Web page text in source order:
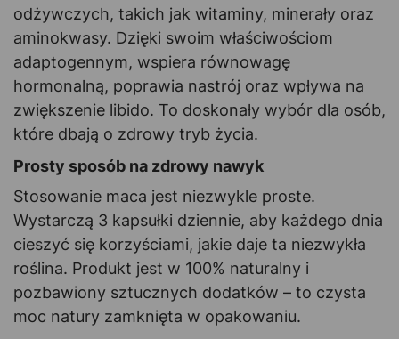
odżywczych, takich jak witaminy, minerały oraz
aminokwasy. Dzięki swoim właściwościom
adaptogennym, wspiera równowagę
hormonalną, poprawia nastrój oraz wpływa na
zwiększenie libido. To doskonały wybór dla osób,
które dbają o zdrowy tryb życia.
Prosty sposób na zdrowy nawyk
Stosowanie maca jest niezwykle proste.
Wystarczą 3 kapsułki dziennie, aby każdego dnia
cieszyć się korzyściami, jakie daje ta niezwykła
roślina. Produkt jest w 100% naturalny i
pozbawiony sztucznych dodatków – to czysta
moc natury zamknięta w opakowaniu.